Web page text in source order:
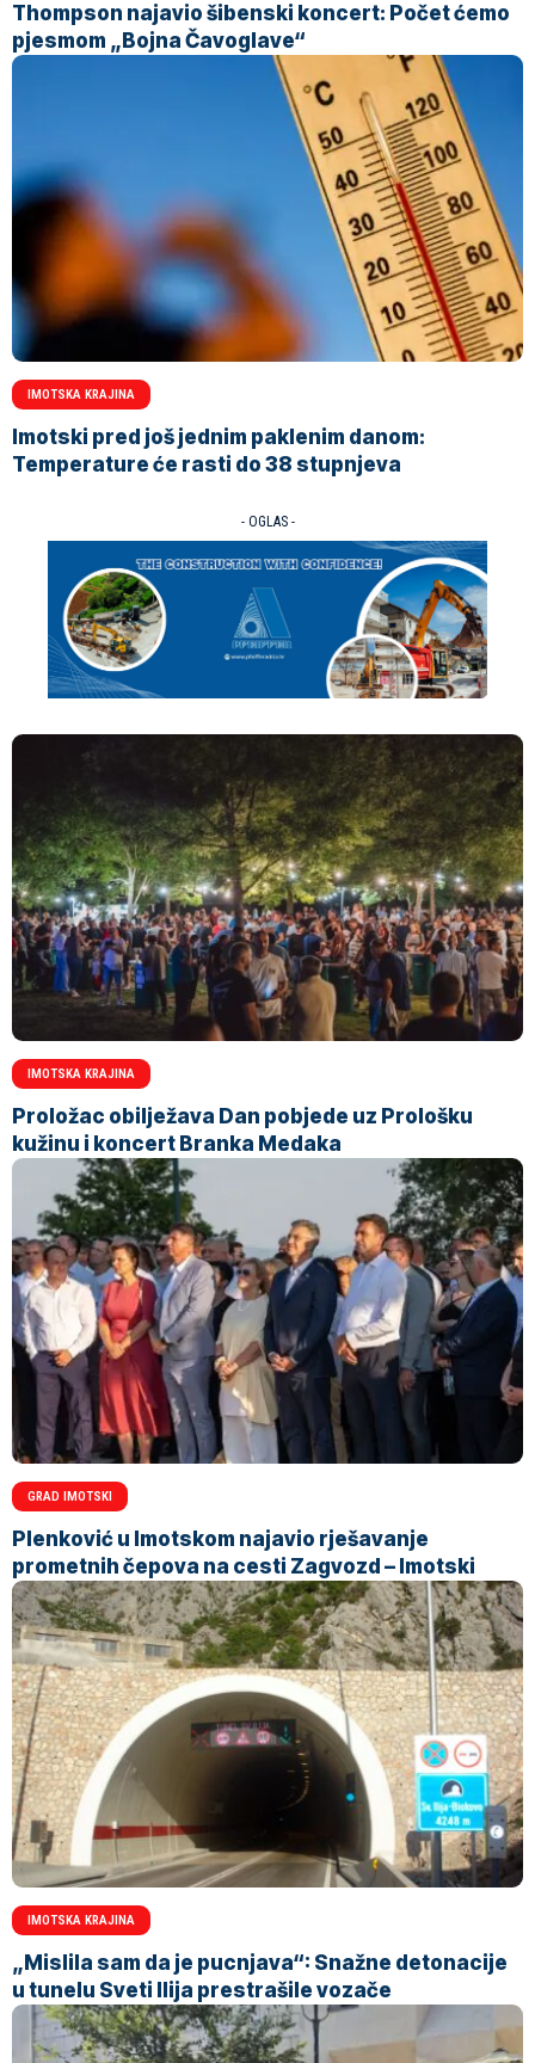
Thompson najavio šibenski koncert: Počet ćemo
pjesmom „Bojna Čavoglave“
IMOTSKA KRAJINA
Imotski pred još jednim paklenim danom:
Temperature će rasti do 38 stupnjeva
- OGLAS -
IMOTSKA KRAJINA
Proložac obilježava Dan pobjede uz Prološku
kužinu i koncert Branka Medaka
GRAD IMOTSKI
Plenković u Imotskom najavio rješavanje
prometnih čepova na cesti Zagvozd – Imotski
IMOTSKA KRAJINA
„Mislila sam da je pucnjava“: Snažne detonacije
u tunelu Sveti Ilija prestrašile vozače